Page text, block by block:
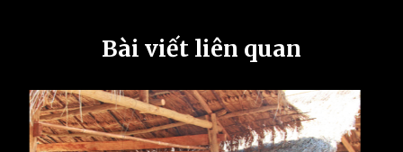
Bài viết liên quan